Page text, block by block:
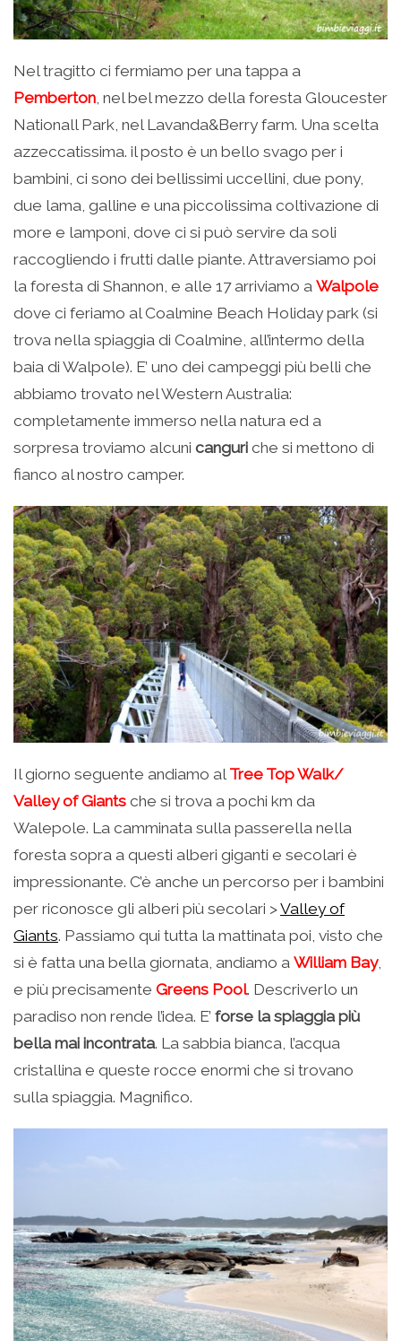
Nel tragitto ci fermiamo per una tappa a
Pemberton , nel bel mezzo della foresta Gloucester
Nationall Park, nel Lavanda&Berry farm. Una scelta
azzeccatissima. il posto è un bello svago per i
bambini, ci sono dei bellissimi uccellini, due pony,
due lama, galline e una piccolissima coltivazione di
more e lamponi, dove ci si può servire da soli
raccogliendo i frutti dalle piante. Attraversiamo poi
la foresta di Shannon, e alle 17 arriviamo a Walpole
dove ci feriamo al Coalmine Beach Holiday park (si
trova nella spiaggia di Coalmine, all’intermo della
baia di Walpole). E’ uno dei campeggi più belli che
abbiamo trovato nel Western Australia:
completamente immerso nella natura ed a
sorpresa troviamo alcuni canguri che si mettono di
fianco al nostro camper.
Il giorno seguente andiamo al Tree Top Walk/
Valley of Giants che si trova a pochi km da
Walepole. La camminata sulla passerella nella
foresta sopra a questi alberi giganti e secolari è
impressionante. C’è anche un percorso per i bambini
per riconosce gli alberi più secolari >Valley of
Giants. Passiamo qui tutta la mattinata poi, visto che
si è fatta una bella giornata, andiamo a William Bay,
e più precisamente Greens Pool. Descriverlo un
paradiso non rende l’idea. E’ forse la spiaggia più
bella mai incontrata. La sabbia bianca, l’acqua
cristallina e queste rocce enormi che si trovano
sulla spiaggia. Magnifico.